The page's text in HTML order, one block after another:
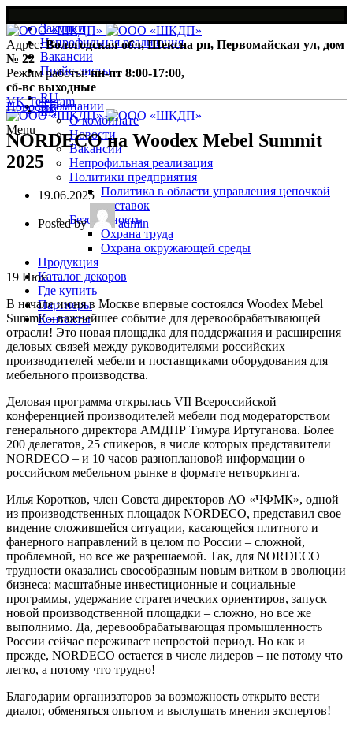
Закупки
Непрофильная реализация
Вакансии
Прайс-листы
RU
EN
Адрес:Вологодская обл, Шексна рп, Первомайская ул, дом
№ 22
Режим работы:пн-пт 8:00-17:00,
сб-вс выходные
VK Telegram
Menu
О компании
О комбинате
Новости
Вакансии
Непрофильная реализация
Политики предприятия
Политика в области управления цепочкой
поставок
Безопасность
Охрана труда
Охрана окружающей среды
Продукция
Каталог декоров
Где купить
Партнеры
Контакты
Новости
NORDECO на Woodex Mebel Summit
2025
19.06.2025
Posted by admin
19 Июн
В начале июня в Москве впервые состоялся Woodex Mebel
Summit – важнейшее событие для деревообрабатывающей
отрасли! Это новая площадка для поддержания и расширения
деловых связей между руководителями российских
производителей мебели и поставщиками оборудования для
мебельного производства.
Деловая программа открылась VII Всероссийской
конференцией производителей мебели под модераторством
генерального директора АМДПР Тимура Иртуганова. Более
200 делегатов, 25 спикеров, в числе которых представители
NORDECO – и 10 часов разноплановой информации о
российском мебельном рынке в формате нетворкинга.
Илья Коротков, член Совета директоров АО «ЧФМК», одной
из производственных площадок NORDECO, представил свое
видение сложившейся ситуации, касающейся плитного и
фанерного направлений в целом по России – сложной,
проблемной, но все же разрешаемой. Так, для NORDECO
трудности оказались своеобразным новым витком в эволюции
бизнеса: масштабные инвестиционные и социальные
программы, удержание стратегических ориентиров, запуск
новой производственной площадки – сложно, но все же
выполнимо. Да, деревообрабатывающая промышленность
России сейчас переживает непростой период. Но как и
прежде, NORDECO остается в числе лидеров – не потому что
легко, а потому что трудно!
Благодарим организаторов за возможность открыто вести
диалог, обменяться опытом и выслушать мнения экспертов!